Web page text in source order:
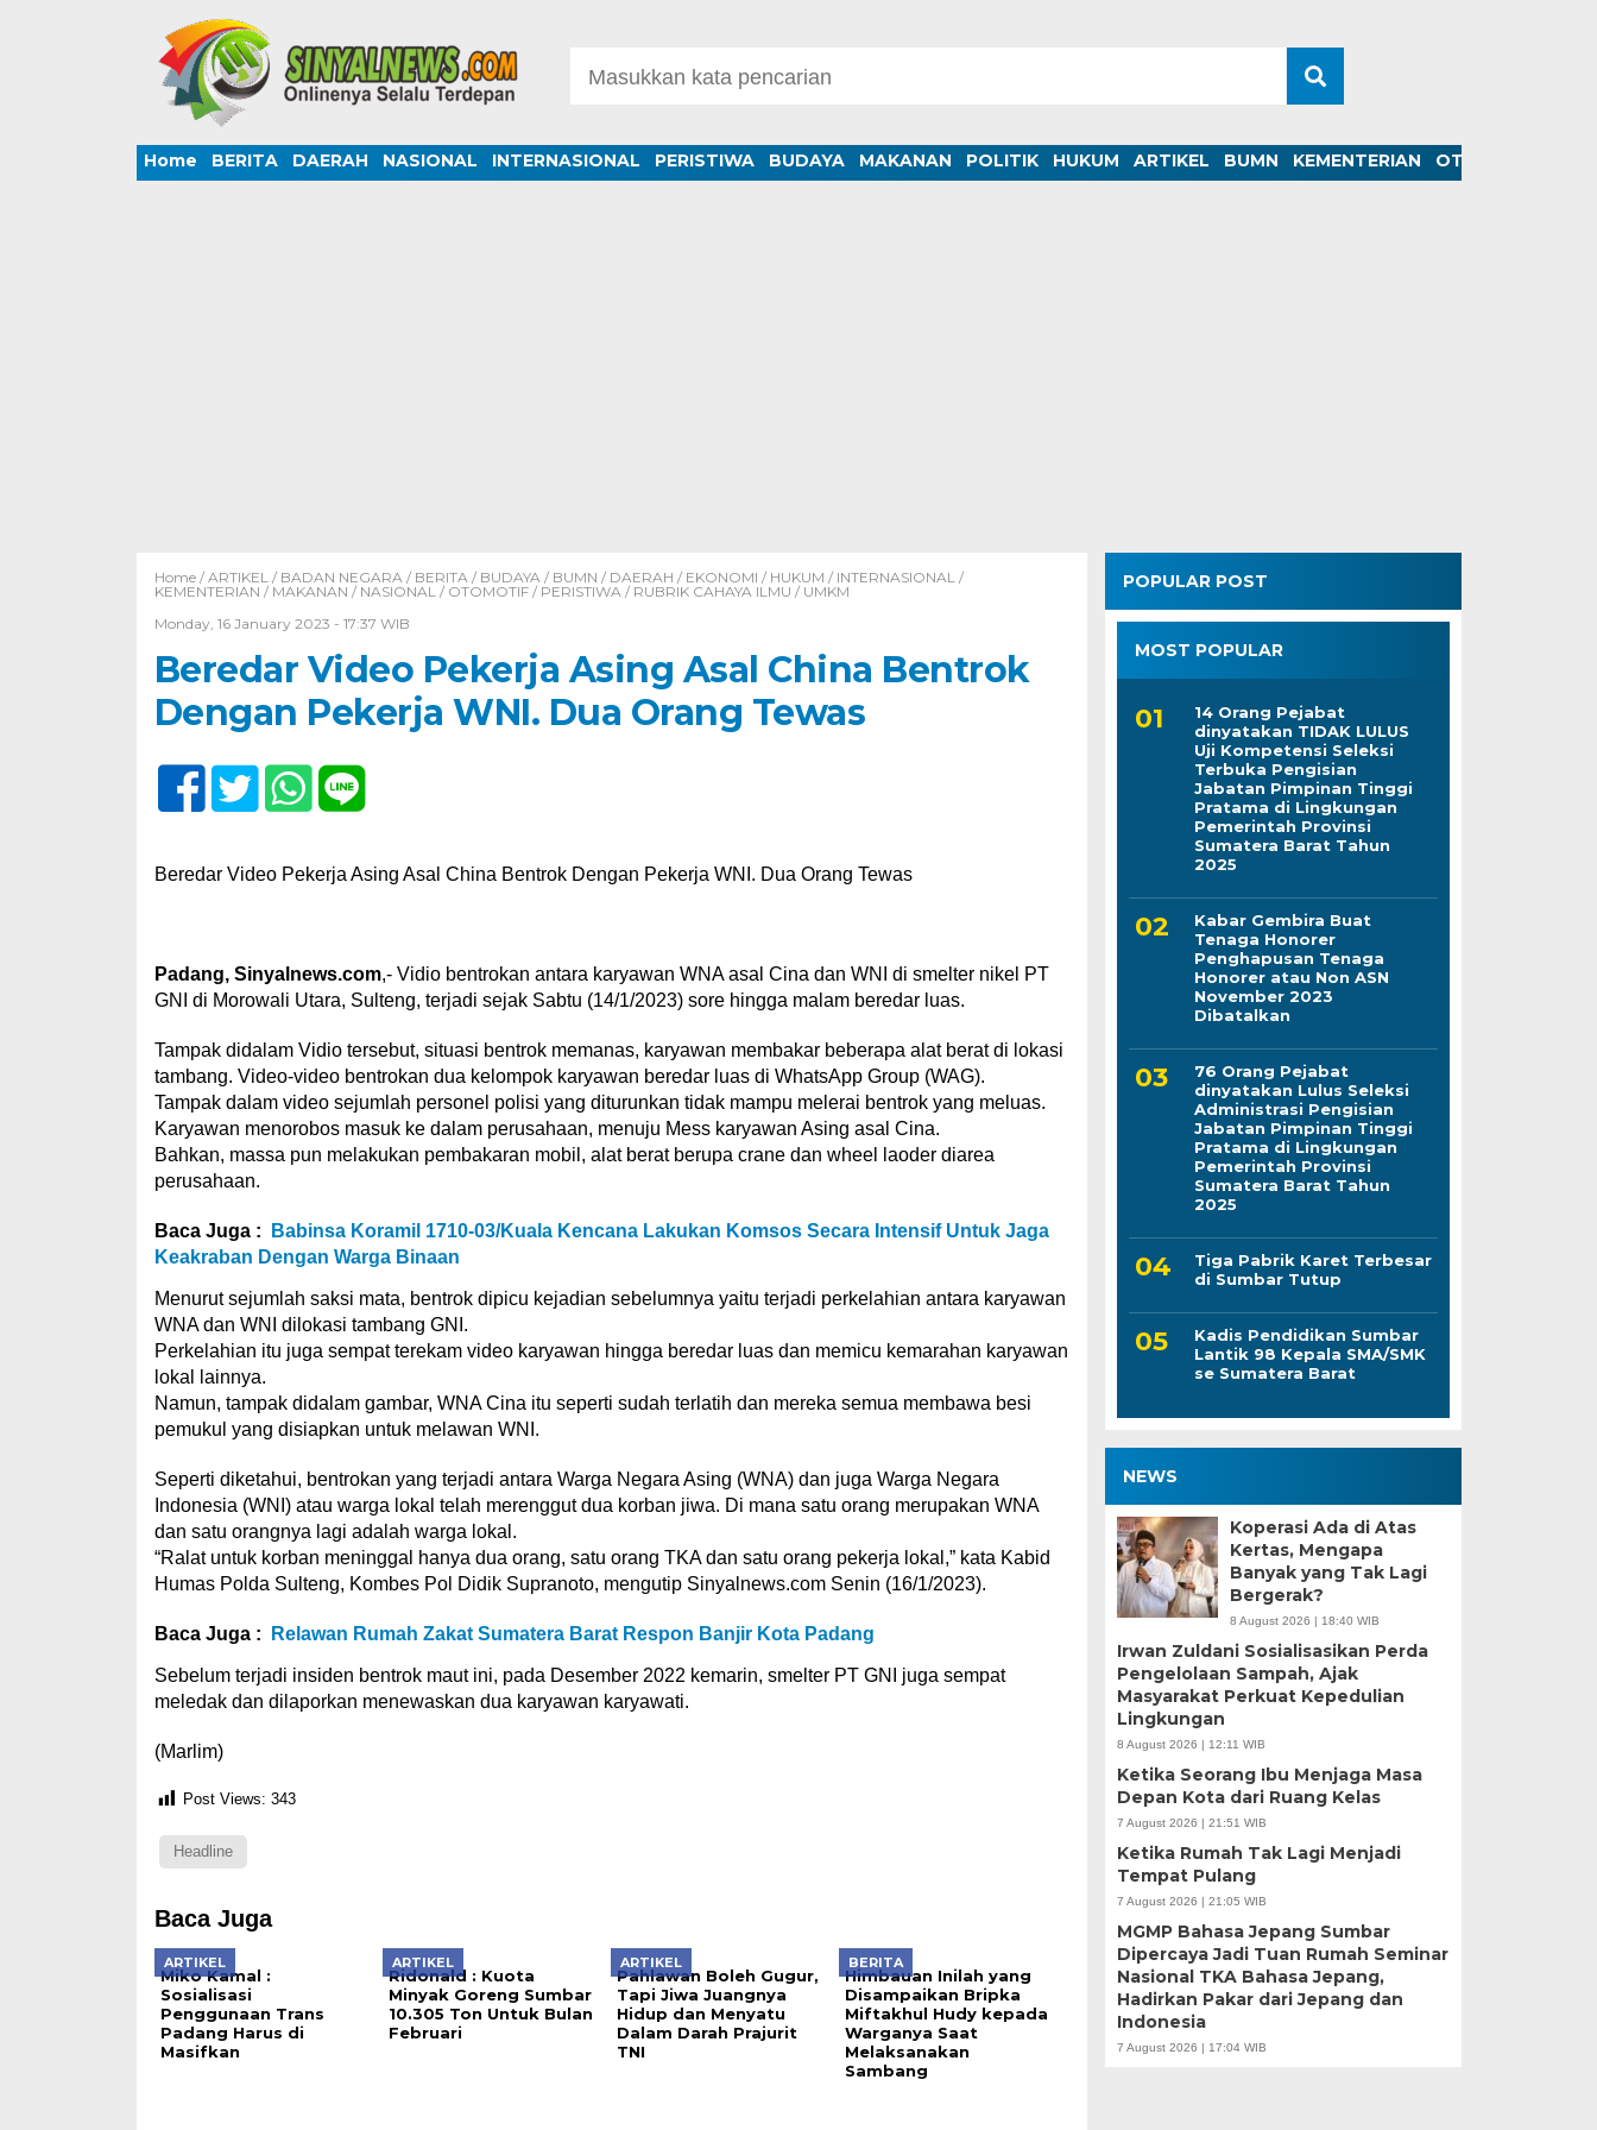
Home BERITA DAERAH NASIONAL INTERNASIONAL PERISTIWA BUDAYA MAKANAN POLITIK HUKUM ARTIKEL BUMN KEMENTERIAN OTOMOTIF
Home / ARTIKEL/ BADAN NEGARA/ BERITA/ BUDAYA/ BUMN / DAERAH / EKONOMI / HUKUM / INTERNASIONAL/
KEMENTERIAN / MAKANAN / NASIONAL/ OTOMOTIF/ PERISTIWA/ RUBRIK CAHAYA ILMU / UMKM
Monday, 16 January 2023 - 17:37 WIB
Beredar Video Pekerja Asing Asal China Bentrok
Dengan Pekerja WNI. Dua Orang Tewas
Beredar Video Pekerja Asing Asal China Bentrok Dengan Pekerja WNI. Dua Orang Tewas
Padang, Sinyalnews.com,- Vidio bentrokan antara karyawan WNA asal Cina dan WNI di smelter nikel PT
GNI di Morowali Utara, Sulteng, terjadi sejak Sabtu (14/1/2023) sore hingga malam beredar luas.
Tampak didalam Vidio tersebut, situasi bentrok memanas, karyawan membakar beberapa alat berat di lokasi
tambang. Video-video bentrokan dua kelompok karyawan beredar luas di WhatsApp Group (WAG).
Tampak dalam video sejumlah personel polisi yang diturunkan tidak mampu melerai bentrok yang meluas.
Karyawan menorobos masuk ke dalam perusahaan, menuju Mess karyawan Asing asal Cina.
Bahkan, massa pun melakukan pembakaran mobil, alat berat berupa crane dan wheel laoder diarea
perusahaan.
Baca Juga :
Babinsa Koramil 1710-03/Kuala Kencana Lakukan Komsos Secara Intensif Untuk Jaga
Keakraban Dengan Warga Binaan
Menurut sejumlah saksi mata, bentrok dipicu kejadian sebelumnya yaitu terjadi perkelahian antara karyawan
WNA dan WNI dilokasi tambang GNI.
Perkelahian itu juga sempat terekam video karyawan hingga beredar luas dan memicu kemarahan karyawan
lokal lainnya.
Namun, tampak didalam gambar, WNA Cina itu seperti sudah terlatih dan mereka semua membawa besi
pemukul yang disiapkan untuk melawan WNI.
Seperti diketahui, bentrokan yang terjadi antara Warga Negara Asing (WNA) dan juga Warga Negara
Indonesia (WNI) atau warga lokal telah merenggut dua korban jiwa. Di mana satu orang merupakan WNA
dan satu orangnya lagi adalah warga lokal.
“Ralat untuk korban meninggal hanya dua orang, satu orang TKA dan satu orang pekerja lokal,” kata Kabid
Humas Polda Sulteng, Kombes Pol Didik Supranoto, mengutip Sinyalnews.com Senin (16/1/2023).
Baca Juga : Relawan Rumah Zakat Sumatera Barat Respon Banjir Kota Padang
Sebelum terjadi insiden bentrok maut ini, pada Desember 2022 kemarin, smelter PT GNI juga sempat
meledak dan dilaporkan menewaskan dua karyawan karyawati.
(Marlim)
Post Views: 343
Headline
Baca Juga
ARTIKEL
Miko Kamal :
Sosialisasi
Penggunaan Trans
Padang Harus di
Masifkan
ARTIKEL
Ridonald : Kuota
Minyak Goreng Sumbar
10.305 Ton Untuk Bulan
Februari
ARTIKEL
Pahlawan Boleh Gugur,
Tapi Jiwa Juangnya
Hidup dan Menyatu
Dalam Darah Prajurit
TNI
BERITA
Himbauan Inilah yang
Disampaikan Bripka
Miftakhul Hudy kepada
Warganya Saat
Melaksanakan
Sambang
POPULAR POST
MOST POPULAR
14 Orang Pejabat
dinyatakan TIDAK LULUS
Uji Kompetensi Seleksi
Terbuka Pengisian
Jabatan Pimpinan Tinggi
Pratama di Lingkungan
Pemerintah Provinsi
Sumatera Barat Tahun
2025
Kabar Gembira Buat
Tenaga Honorer
Penghapusan Tenaga
Honorer atau Non ASN
November 2023
Dibatalkan
76 Orang Pejabat
dinyatakan Lulus Seleksi
Administrasi Pengisian
Jabatan Pimpinan Tinggi
Pratama di Lingkungan
Pemerintah Provinsi
Sumatera Barat Tahun
2025
Tiga Pabrik Karet Terbesar
di Sumbar Tutup
Kadis Pendidikan Sumbar
Lantik 98 Kepala SMA/SMK
se Sumatera Barat
NEWS
Koperasi Ada di Atas
Kertas, Mengapa
Banyak yang Tak Lagi
Bergerak?
8 August 2026 | 18:40 WIB
Irwan Zuldani Sosialisasikan Perda
Pengelolaan Sampah, Ajak
Masyarakat Perkuat Kepedulian
Lingkungan
8 August 2026 | 12:11 WIB
Ketika Seorang Ibu Menjaga Masa
Depan Kota dari Ruang Kelas
7 August 2026 | 21:51 WIB
Ketika Rumah Tak Lagi Menjadi
Tempat Pulang
7 August 2026 | 21:05 WIB
MGMP Bahasa Jepang Sumbar
Dipercaya Jadi Tuan Rumah Seminar
Nasional TKA Bahasa Jepang,
Hadirkan Pakar dari Jepang dan
Indonesia
7 August 2026 | 17:04 WIB